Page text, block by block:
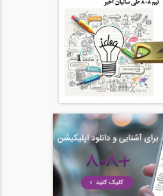
آمادگی آزمون بین المللی FE و PE قسمت...
آمادگی آزمون بین المللی FE و PE قسمت...
آمادگی آزمون بین المللی FE و PE قسمت...